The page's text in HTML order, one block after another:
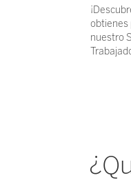
obtienes
nuestro